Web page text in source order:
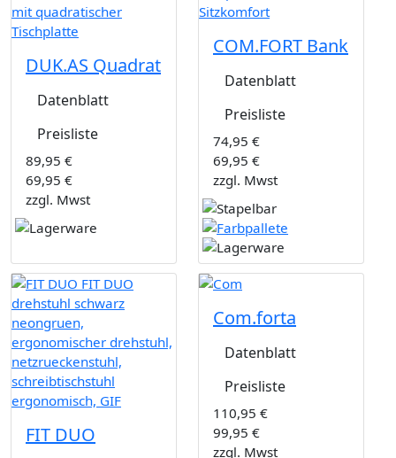
DUK.AS Quadrat
Datenblatt
Preisliste
89,95 €
69,95 €
zzgl. Mwst
COM.FORT Bank
Datenblatt
Preisliste
74,95 €
69,95 €
zzgl. Mwst
FIT DUO
Com.forta
Datenblatt
Preisliste
110,95 €
99,95 €
zzgl. Mwst